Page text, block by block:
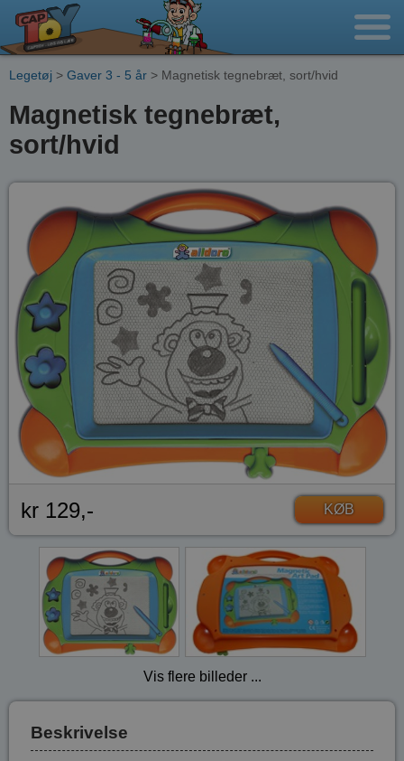
Legetøj > Gaver 3 - 5 år > Magnetisk tegnebræt, sort/hvid
Magnetisk tegnebræt,
sort/hvid
kr 129,- KØB
Vis flere billeder ...
Beskrivelse